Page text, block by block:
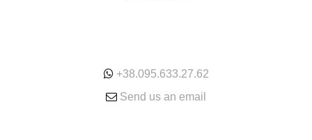
+38.095.633.27.62
Send us an email